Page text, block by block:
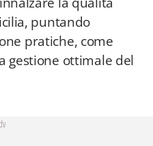
puntando
pratiche, come
gestione ottimale del